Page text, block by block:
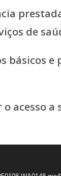
de
básicos
a